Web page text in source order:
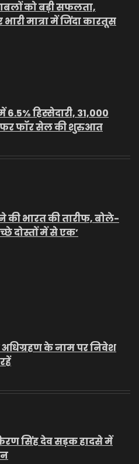
को बड़ी सफलता,
मात्रा में जिंदा कारतूस
हिस्सेदारी, 31,000
फॉर सेल की शुरुआत
की भारत की तारीफ, बोले-
दोस्तों में से एक’
के नाम पर निवेश
सिंह देव सड़क हादसे में